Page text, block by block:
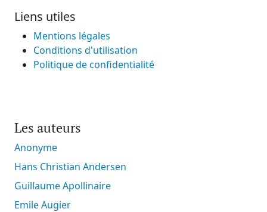
Liens utiles
Mentions légales
Conditions d'utilisation
Politique de confidentialité
Les auteurs
Anonyme
Hans Christian Andersen
Guillaume Apollinaire
Emile Augier